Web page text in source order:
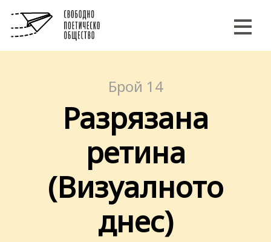
Брой 14
Разрязана
ретина
(Визуалното
днес)